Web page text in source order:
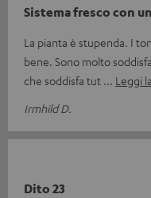
Sistema fresco con
La pianta è stupenda. I
bene. Sono molto
che soddisfa tut
Leggi
Irmhild D.
Dito 23